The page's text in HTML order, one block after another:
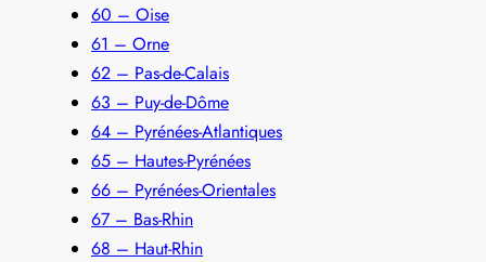
60 – Oise
61 – Orne
62 – Pas-de-Calais
63 – Puy-de-Dôme
64 – Pyrénées-Atlantiques
65 – Hautes-Pyrénées
66 – Pyrénées-Orientales
67 – Bas-Rhin
68 – Haut-Rhin